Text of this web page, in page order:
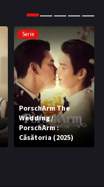
Serie
PorschArm The
Wedding /
PorschArm :
Căsătoria (2025)